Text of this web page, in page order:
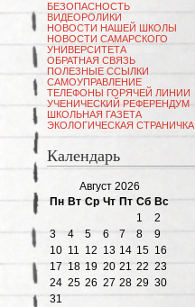
БЕЗОПАСНОСТЬ
ВИДЕОРОЛИКИ
НОВОСТИ НАШЕЙ ШКОЛЫ
НОВОСТИ САМАРСКОГО
УНИВЕРСИТЕТА
ОБРАТНАЯ СВЯЗЬ
ПОЛЕЗНЫЕ ССЫЛКИ
САМОУПРАВЛЕНИЕ
ТЕЛЕФОНЫ ГОРЯЧЕЙ ЛИНИИ
УЧЕНИЧЕСКИЙ РЕФЕРЕНДУМ
ШКОЛЬНАЯ ГАЗЕТА
ЭКОЛОГИЧЕСКАЯ СТРАНИЧКА
Календарь
Август 2026
Пн Вт Ср Чт Пт Сб Вс
1
2
3
4 5 6 7 8
9
10 11 12 13 14 15 16
17 18 19 20 21 22 23
24 25 26 27 28 29 30
31